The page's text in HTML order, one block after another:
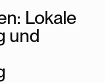
Lokale
und